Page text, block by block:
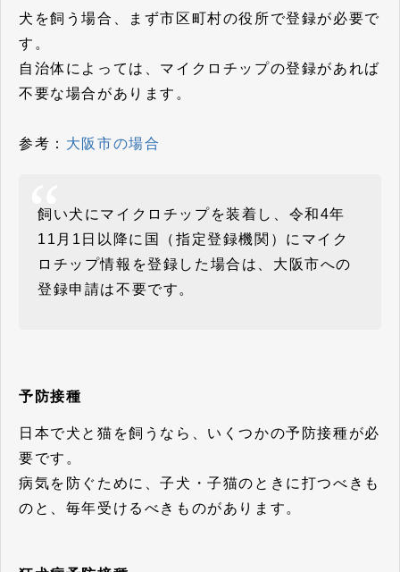
犬を飼う場合、まず市区町村の役所で登録が必要で
す。
自治体によっては、マイクロチップの登録があれば
不要な場合があります。
参考： 大阪市の場合
飼い犬にマイクロチップを装着し、令和4年
11月1日以降に国（指定登録機関）にマイク
ロチップ情報を登録した場合は、大阪市への
登録申請は不要です。
予防接種
日本で犬と猫を飼うなら、いくつかの予防接種が必
要です。
病気を防ぐために、子犬・子猫のときに打つべきも
のと、毎年受けるべきものがあります。